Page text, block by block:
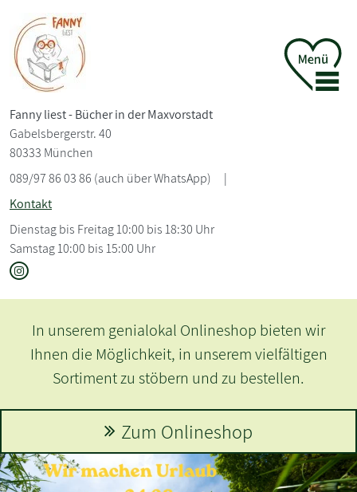
Fanny liest - Bücher in der Maxvorstadt
Gabelsbergerstr. 40
80333 München
089/97 86 03 86 (auch über WhatsApp)
|
Kontakt
Dienstag bis Freitag 10:00 bis 18:30 Uhr
Samstag 10:00 bis 15:00 Uhr
Fanny liest – Bücher in der Maxvorstadt